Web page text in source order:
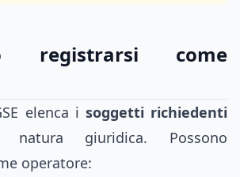
registrarsi come
elenca i soggetti richiedenti
giuridica. Possono
operatore: